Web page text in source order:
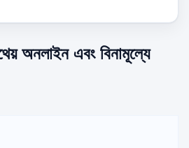
অনলাইন এবং বিনামূল্যে